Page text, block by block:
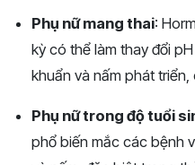
Phụ nữ mang thai:
kỳ có thể làm thay đổi
khuẩn và nấm phát triển,
Phụ nữ trong độ tuổi
phổ biến mắc các bệnh